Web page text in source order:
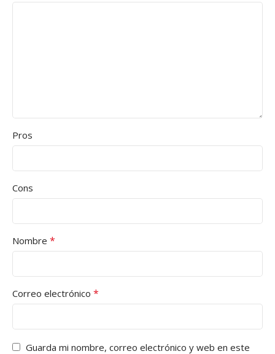
Pros
Cons
Nombre *
Correo electrónico *
Guarda mi nombre, correo electrónico y web en este